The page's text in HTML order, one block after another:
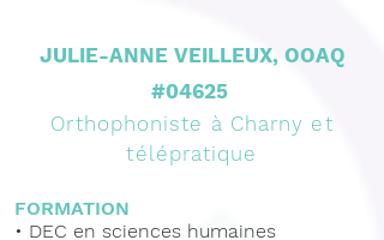
FORMATION
• DEC en sciences humaines
JULIE-ANNE VEILLEUX, OOAQ
#04625
Orthophoniste à Charny et
télépratique